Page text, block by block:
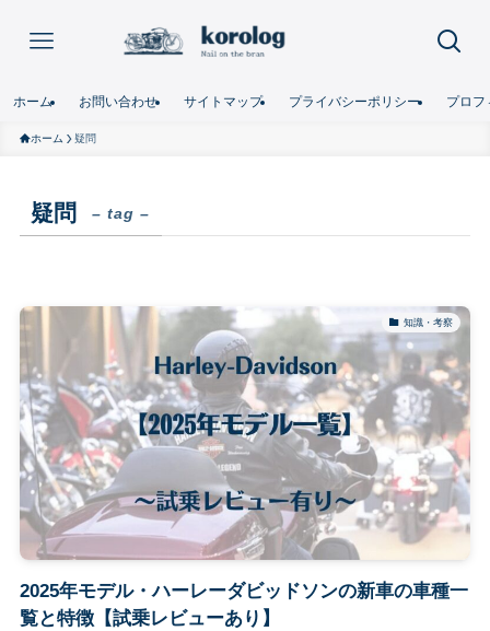
ホーム お問い合わせ サイトマップ プライバシーポリシー プロフ
ホーム 疑問
疑問 – tag –
知識・考察
2025年モデル・ハーレーダビッドソンの新車の車種一
覧と特徴【試乗レビューあり】